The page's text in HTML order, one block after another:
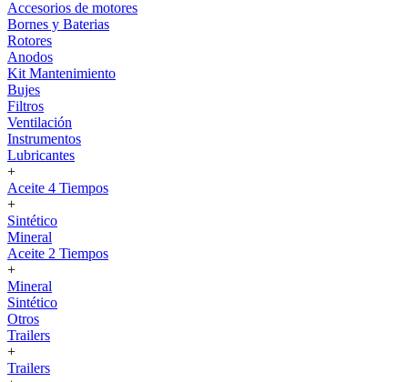
Accesorios de motores
Bornes y Baterias
Rotores
Anodos
Kit Mantenimiento
Bujes
Filtros
Ventilación
Instrumentos
Lubricantes
+
Aceite 4 Tiempos
+
Sintético
Mineral
Aceite 2 Tiempos
+
Mineral
Sintético
Otros
Trailers
+
Trailers